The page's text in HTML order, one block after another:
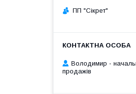
ПП "Сікрет"
Володимир -
продажів